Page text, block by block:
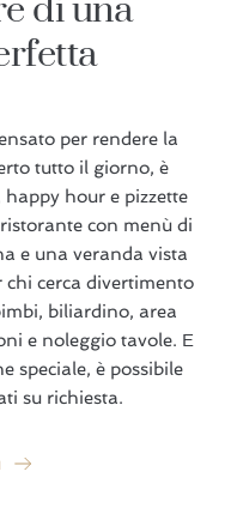
di una
per rendere la
tutto il giorno, è
hour e pizzette
con menù di
e una veranda vista
chi cerca divertimento
biliardino, area
e noleggio tavole. E
speciale, è possibile
su richiesta.